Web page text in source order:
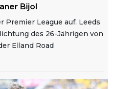
Bijol
Premier League auf. Leeds
des 26-Jährigen von
Elland Road